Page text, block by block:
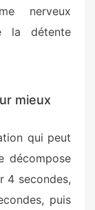
nerveux
la détente
mieux
qui peut
décompose
4 secondes,
puis